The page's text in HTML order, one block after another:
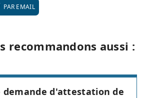
PAR EMAIL
recommandons aussi :
demande d'attestation de